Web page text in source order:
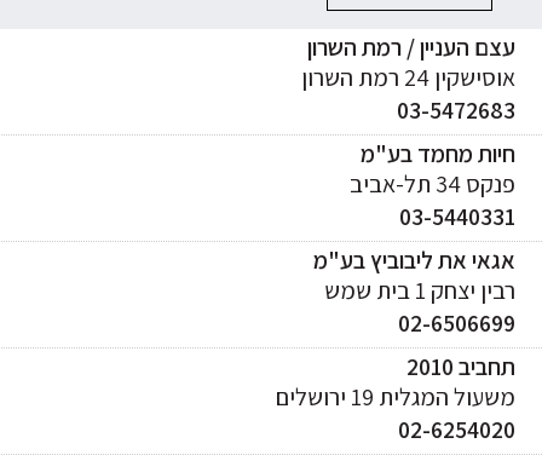
העניין / רמת השרון
24 רמת השרון
03-
מחמד בע"מ
34 תל-אביב
03-
את ליבוביץ בע"מ
יצחק 1 בית שמש
02-
2010
המגלית 19 ירושלים
02-